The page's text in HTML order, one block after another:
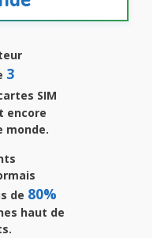
3
SIM
encore
monde.
de 80%
haut de